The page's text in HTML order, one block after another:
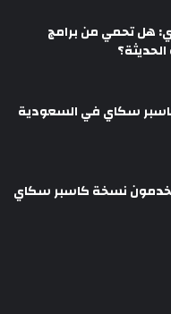
هل تحمي من برامج
سكاي في السعودية
نسخة كاسبر سكاي